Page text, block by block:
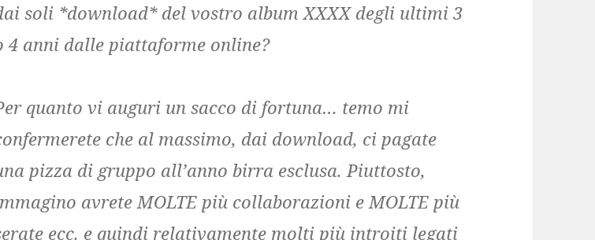
soli *download* del vostro album XXXX degli ultimi 3
4 anni dalle piattaforme online?
quanto vi auguri un sacco di fortuna… temo mi
che al massimo, dai download, ci pagate
pizza di gruppo all’anno birra esclusa. Piuttosto,
avrete MOLTE più collaborazioni e MOLTE più
ecc. e quindi relativamente molti più introiti legati